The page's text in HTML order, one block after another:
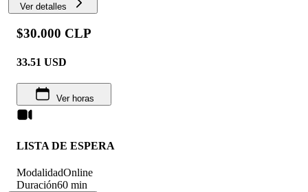
Ver detalles
$30.000 CLP
33.51 USD
Ver horas
LISTA DE ESPERA
ModalidadOnline
Duración60 min